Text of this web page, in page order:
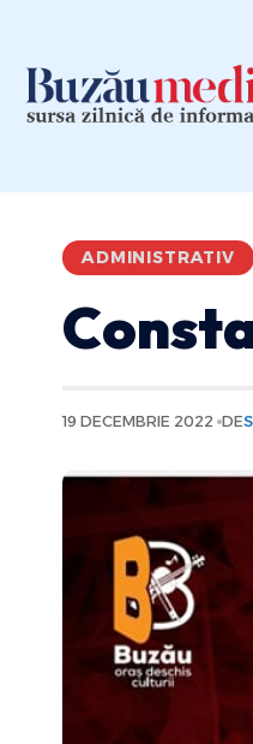
ADMINISTRATIV
19 DECEMBRIE 2022 DE